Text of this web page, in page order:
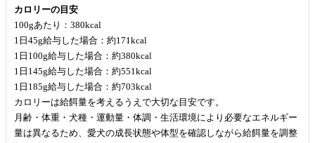
カロリーの目安
100gあたり：380kcal
1日45g給与した場合：約171kcal
1日100g給与した場合：約380kcal
1日145g給与した場合：約551kcal
1日185g給与した場合：約703kcal
カロリーは給餌量を考えるうえで大切な目安です。
月齢・体重・犬種・運動量・体調・生活環境により必要なエネルギー
量は異なるため、愛犬の成長状態や体型を確認しながら給餌量を調整